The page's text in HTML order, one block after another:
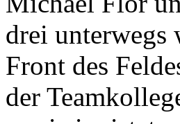
drei unterwegs
Front des
der